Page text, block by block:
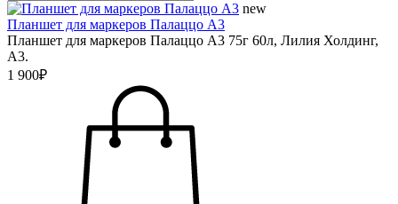
new
Планшет для маркеров Палаццо А3
Планшет для маркеров Палаццо А3 75г 60л, Лилия Холдинг,
А3.
1 900₽